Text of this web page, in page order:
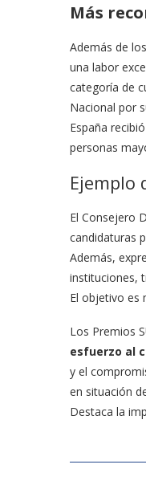
Más
Además de
una labor
categoría de
Nacional por
España
personas
Ejemplo
El Consejero
candidaturas
Además,
instituciones,
El objetivo es
Los Premios
esfuerzo al
y el
en situación
Destaca la